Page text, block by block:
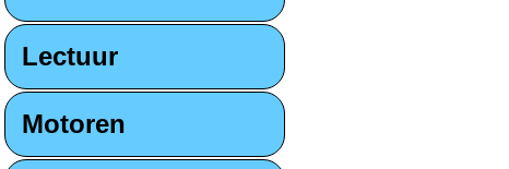
Lectuur
Motoren